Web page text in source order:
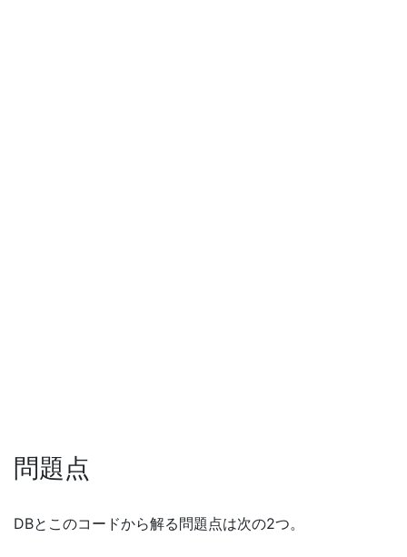
問題点
DBとこのコードから解る問題点は次の2つ。